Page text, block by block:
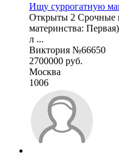
Ищу суррогатную
Открыты 2 Срочные
материнства:
л ...
Виктория №66650
2700000 руб.
Москва
1006